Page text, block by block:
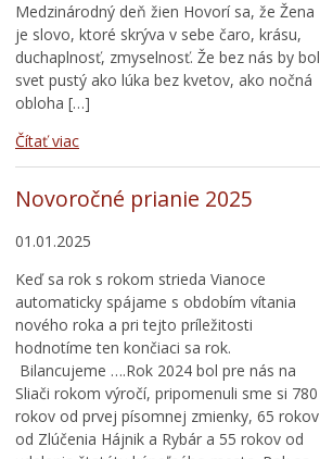
Medzinárodný deň žien Hovorí sa, že Žena
je slovo, ktoré skrýva v sebe čaro, krásu,
duchaplnosť, zmyselnosť. Že bez nás by bol
svet pustý ako lúka bez kvetov, ako nočná
obloha […]
Čítať viac
Novoročné prianie 2025
01.01.2025
Keď sa rok s rokom strieda Vianoce
automaticky spájame s obdobím vítania
nového roka a pri tejto príležitosti
hodnotíme ten končiaci sa rok.
Bilancujeme ….Rok 2024 bol pre nás na
Sliači rokom výročí, pripomenuli sme si 780
rokov od prvej písomnej zmienky, 65 rokov
od Zlúčenia Hájnik a Rybár a 55 rokov od